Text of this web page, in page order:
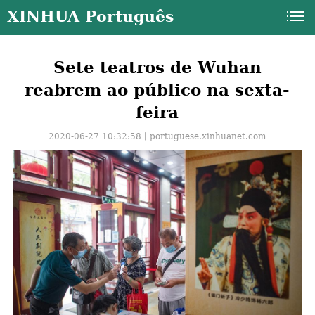
XINHUA Português
Sete teatros de Wuhan
reabrem ao público na sexta-
feira
2020-06-27 10:32:58丨portuguese.xinhuanet.com